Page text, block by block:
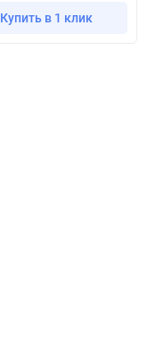
Купить в 1 клик